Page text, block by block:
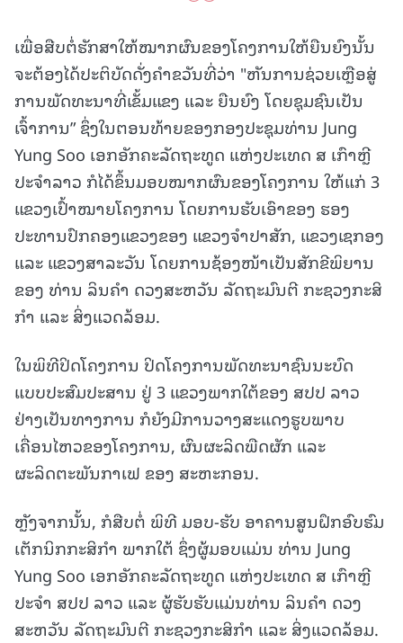
ເພື່ອສືບຕໍ່ຮັກສາໃຫ້ໝາກຜົນຂອງໂຄງການໃຫ້ຍືນຍົງນັ້ນ
ຈະຕ້ອງໄດ້ປະຕິບັດດັ່ງຄໍາຂວັນທີ່ວ່າ "ຫັນການຊ່ວຍເຫຼືອສູ່
ການພັດທະນາທີ່ເຂັ້ມແຂງ ແລະ ຍືນຍົງ ໂດຍຊຸມຊົນເປັນ
ເຈົ້າການ” ຊຶ່ງໃນຕອນທ້າຍຂອງກອງປະຊຸມທ່ານ Jung
Yung Soo ເອກອັກຄະລັດຖະທູດ ແຫ່ງປະເທດ ສ ເກົາຫຼີ
ປະຈໍາລາວ ກໍໄດ້ຂຶ້ນມອບໝາກຜົນຂອງໂຄງການ ໃຫ້ແກ່ 3
ແຂວງເປົ້າໝາຍໂຄງການ ໂດຍການຮັບເອົາຂອງ ຮອງ
ປະທານປົກຄອງແຂວງຂອງ ແຂວງຈໍາປາສັກ, ແຂວງເຊກອງ
ແລະ ແຂວງສາລະວັນ ໂດຍການຊ້ອງໜ້າເປັນສັກຂີພິຍານ
ຂອງ ທ່ານ ລິນຄໍາ ດວງສະຫວັນ ລັດຖະມົນຕີ ກະຊວງກະສິ
ກໍາ ແລະ ສິ່ງແວດລ້ອມ.
ໃນພິທີປິດໂຄງການ ປິດໂຄງການພັດທະນາຊົນນະບົດ
ແບບປະສົມປະສານ ຢູ່ 3 ແຂວງພາກໃຕ້ຂອງ ສປປ ລາວ
ຢ່າງເປັນທາງການ ກໍຍັງມີການວາງສະແດງຮູບພາບ
ເຄື່ອນໄຫວຂອງໂຄງການ, ຜົນຜະລິດພືດຜັກ ແລະ
ຜະລິດຕະພັນກາເຟ ຂອງ ສະຫະກອນ.
ຫຼັງຈາກນັ້ນ, ກໍສືບຕໍ່ ພິທີ ມອບ-ຮັບ ອາຄານສູນຝຶກອົບຮົມ
ເຕັກນິກກະສິກໍາ ພາກໃຕ້ ຊຶ່ງຜູ້ມອບແມ່ນ ທ່ານ Jung
Yung Soo ເອກອັກຄະລັດຖະທູດ ແຫ່ງປະເທດ ສ ເກົາຫຼີ
ປະຈໍາ ສປປ ລາວ ແລະ ຜູ້ຮັບຮັບແມ່ນທ່ານ ລິນຄໍາ ດວງ
ສະຫວັນ ລັດຖະມົນຕີ ກະຊວງກະສິກໍາ ແລະ ສິ່ງແວດລ້ອມ.